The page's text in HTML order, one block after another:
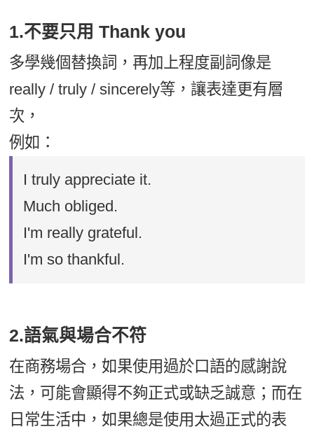
1.不要只用 Thank you
多學幾個替換詞，再加上程度副詞像是
really / truly / sincerely等，讓表達更有層
次，
例如：
I truly appreciate it.
Much obliged.
I'm really grateful.
I'm so thankful.
2.語氣與場合不符
在商務場合，如果使用過於口語的感謝說
法，可能會顯得不夠正式或缺乏誠意；而在
日常生活中，如果總是使用太過正式的表